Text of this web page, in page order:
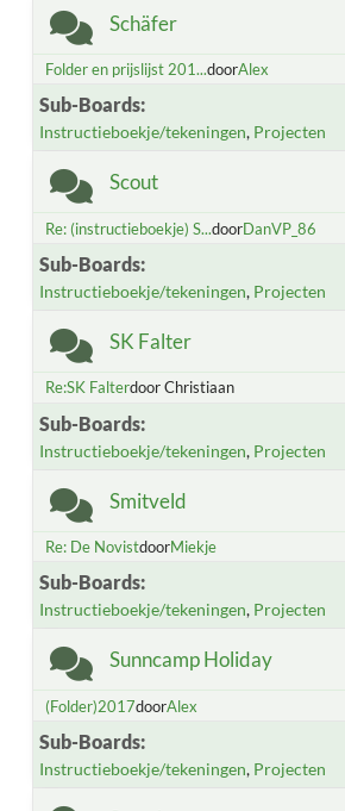
Schäfer
Folder en prijslijst 201...doorAlex
Sub-Boards
Instructieboekje/tekeningen Projecten
Scout
Re: (instructieboekje) S...doorDanVP_86
Sub-Boards
Instructieboekje/tekeningen Projecten
SK Falter
Re:SK Falterdoor Christiaan
Sub-Boards
Instructieboekje/tekeningen Projecten
Smitveld
Re: De NovistdoorMiekje
Sub-Boards
Instructieboekje/tekeningen Projecten
Sunncamp Holiday
(Folder)2017doorAlex
Sub-Boards
Instructieboekje/tekeningen Projecten